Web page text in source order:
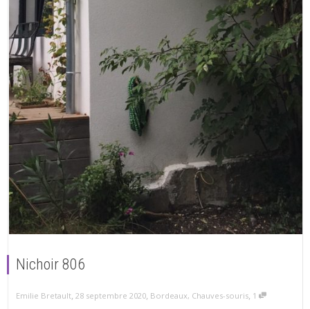
Nichoir 806
Emilie Bretault, 28 septembre 2020, Bordeaux, Chauves-souris, 1